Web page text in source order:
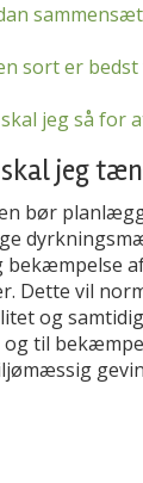
sort er bedst
jeg så for
jeg
bør
Dette vil
og
til